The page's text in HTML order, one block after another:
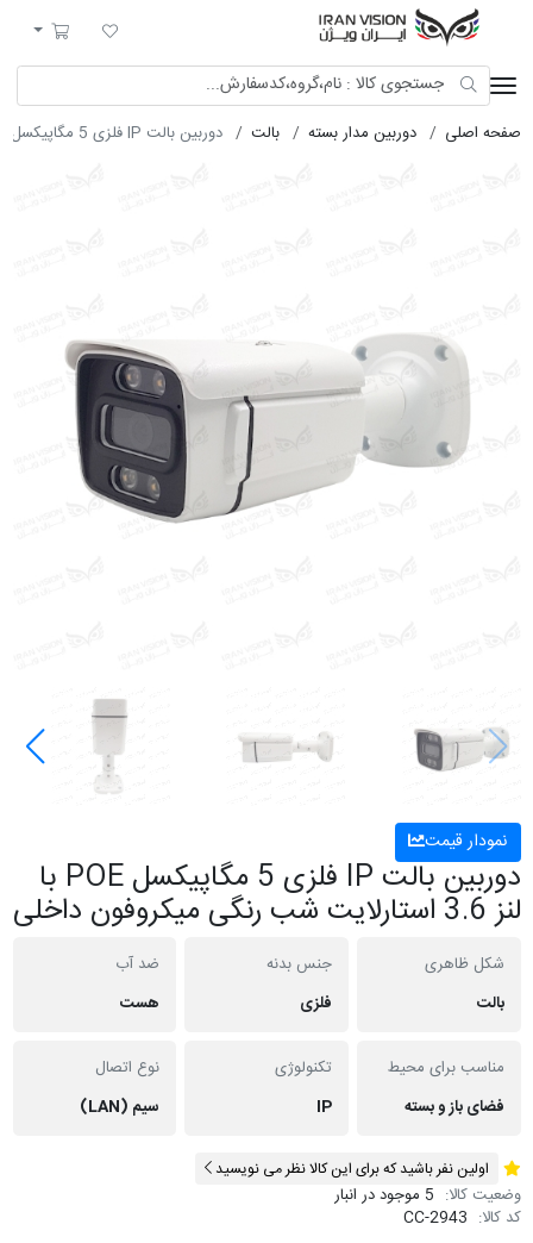
لیست مورد علاقه
سبد خرید
صفحه اصلی دوربین مدار بسته بالت دوربین بالت IP فلزی 5 مگاپیکسل POE با لنز 3.6 استارلایت شب رنگی میکروفون داخلی
نمودار قیمت
دوربین بالت IP فلزی 5 مگاپیکسل POE با
لنز 3.6 استارلایت شب رنگی میکروفون داخلی
شکل ظاهری
بالت
جنس بدنه
فلزی
ضد آب
هست
مناسب برای محیط
فضای باز و بسته
تکنولوژی
IP
نوع اتصال
سیم (LAN)
اولین نفر باشید که برای این کالا نظر می نویسید
وضعیت کالا: 5 موجود در انبار
کد کالا: CC-2943